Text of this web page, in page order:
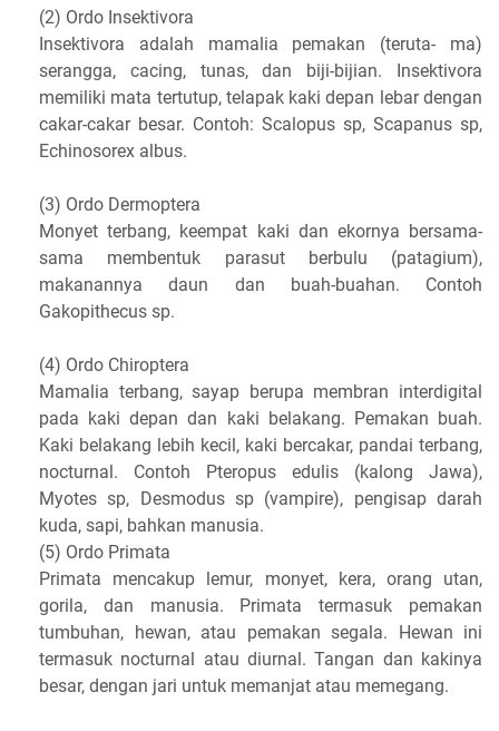
(2) Ordo Insektivora
Insektivora adalah mamalia pemakan (teruta- ma)
serangga, cacing, tunas, dan biji-bijian. Insektivora
memiliki mata tertutup, telapak kaki depan lebar dengan
cakar-cakar besar. Contoh: Scalopus sp, Scapanus sp,
Echinosorex albus.
(3) Ordo Dermoptera
Monyet terbang, keempat kaki dan ekornya bersama-
sama membentuk parasut berbulu (patagium),
makanannya daun dan buah-buahan. Contoh
Gakopithecus sp.
(4) Ordo Chiroptera
Mamalia terbang, sayap berupa membran interdigital
pada kaki depan dan kaki belakang. Pemakan buah.
Kaki belakang lebih kecil, kaki bercakar, pandai terbang,
nocturnal. Contoh Pteropus edulis (kalong Jawa),
Myotes sp, Desmodus sp (vampire), pengisap darah
kuda, sapi, bahkan manusia.
(5) Ordo Primata
Primata mencakup lemur, monyet, kera, orang utan,
gorila, dan manusia. Primata termasuk pemakan
tumbuhan, hewan, atau pemakan segala. Hewan ini
termasuk nocturnal atau diurnal. Tangan dan kakinya
besar, dengan jari untuk memanjat atau memegang.